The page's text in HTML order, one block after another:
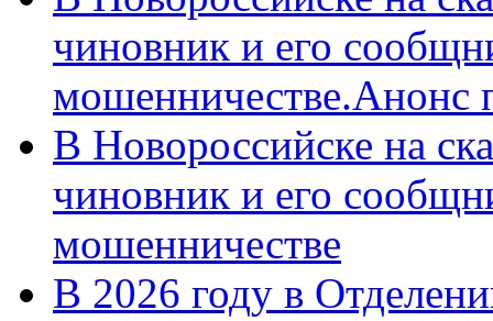
чиновник и его
мошенничестве.Анонс
В Новороссийске на
чиновник и его
мошенничестве
В 2026 году в